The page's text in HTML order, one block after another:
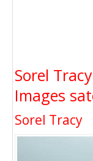
Sorel
Images
Sorel Tracy